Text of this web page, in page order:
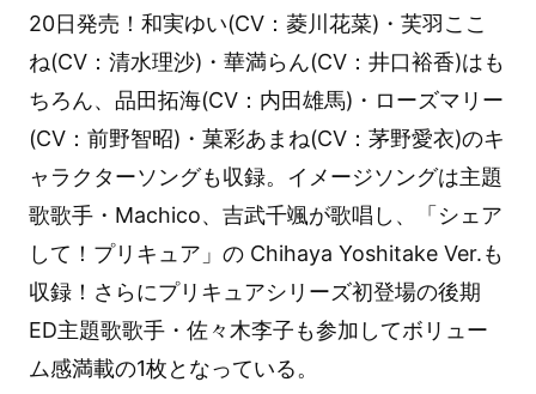
20日発売！和実ゆい(CV：菱川花菜)・芙羽ここ
ね(CV：清水理沙)・華満らん(CV：井口裕香)はも
ちろん、品田拓海(CV：内田雄馬)・ローズマリー
(CV：前野智昭)・菓彩あまね(CV：茅野愛衣)のキ
ャラクターソングも収録。イメージソングは主題
歌歌手・Machico、吉武千颯が歌唱し、「シェア
して！プリキュア」の Chihaya Yoshitake Ver.も
収録！さらにプリキュアシリーズ初登場の後期
ED主題歌歌手・佐々木李子も参加してボリュー
ム感満載の1枚となっている。